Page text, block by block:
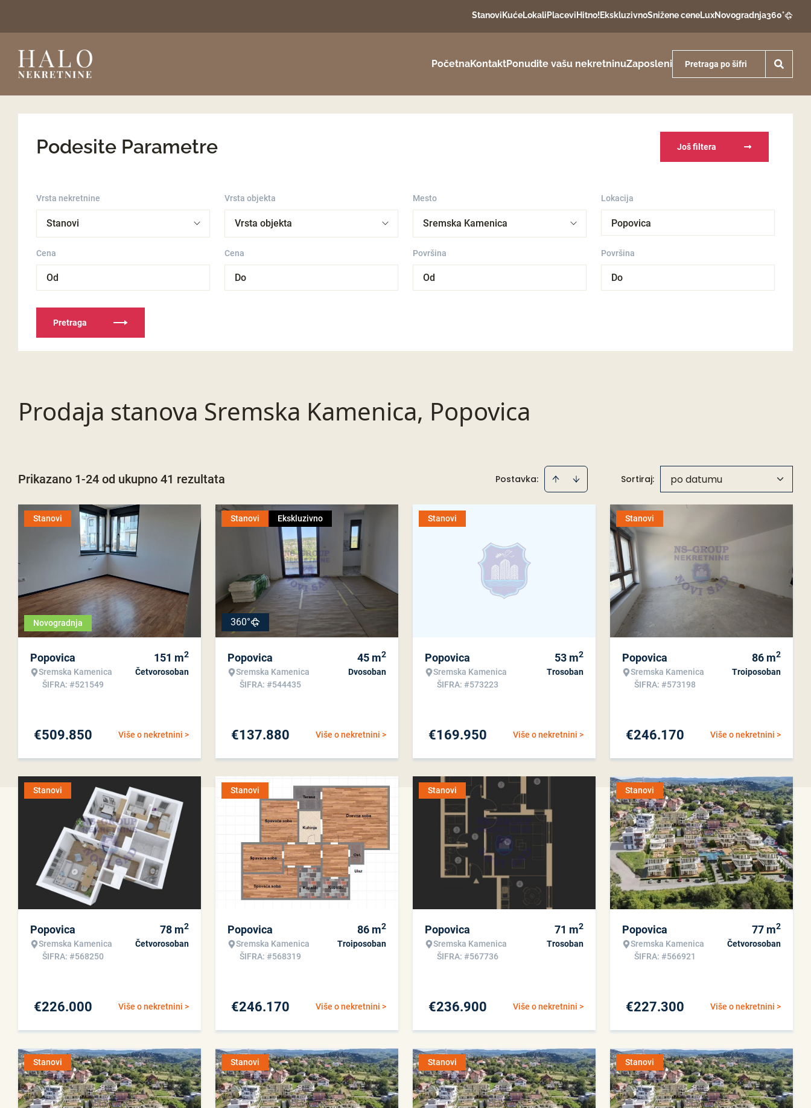
Stanovi KućeLokali Placevi Hitno! EkskluzivnoSnižene ceneLuxNovogradnja360°
PočetnaKontaktPonudite vašu nekretninuZaposleni
Podesite Parametre Još filtera
Vrsta nekretnine Vrsta objekta Mesto Lokacija
Popovica
Cena Cena Površina Površina
Pretraga
Prodaja stanova Sremska Kamenica, Popovica
Prikazano 1-24 od ukupno 41 rezultata Postavka: Sortiraj: po datumu
Stanovi
Novogradnja
Popovica
Sremska Kamenica
ŠIFRA: #521549
151 m2
Četvorosoban
Više o nekretnini >
€509.850
Stanovi Ekskluzivno
360°
Popovica
Sremska Kamenica
ŠIFRA: #544435
45 m2
Dvosoban
Više o nekretnini >
€137.880
Stanovi
Popovica
Sremska Kamenica
ŠIFRA: #573223
53 m2
Trosoban
Više o nekretnini >
€169.950
Stanovi
Popovica
Sremska Kamenica
ŠIFRA: #573198
86 m2
Troiposoban
Više o nekretnini >
€246.170
Stanovi
Popovica
Sremska Kamenica
ŠIFRA: #568250
78 m2
Četvorosoban
Više o nekretnini >
€226.000
Stanovi
Popovica
Sremska Kamenica
ŠIFRA: #568319
86 m2
Troiposoban
Više o nekretnini >
€246.170
Stanovi
Popovica
Sremska Kamenica
ŠIFRA: #567736
71 m2
Trosoban
Više o nekretnini >
€236.900
Stanovi
Popovica
Sremska Kamenica
ŠIFRA: #566921
77 m2
Četvorosoban
Više o nekretnini >
€227.300
Stanovi Stanovi Stanovi Stanovi